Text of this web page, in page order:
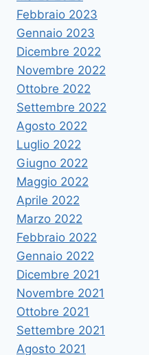
Febbraio 2023
Gennaio 2023
Dicembre 2022
Novembre 2022
Ottobre 2022
Settembre 2022
Agosto 2022
Luglio 2022
Giugno 2022
Maggio 2022
Aprile 2022
Marzo 2022
Febbraio 2022
Gennaio 2022
Dicembre 2021
Novembre 2021
Ottobre 2021
Settembre 2021
Agosto 2021